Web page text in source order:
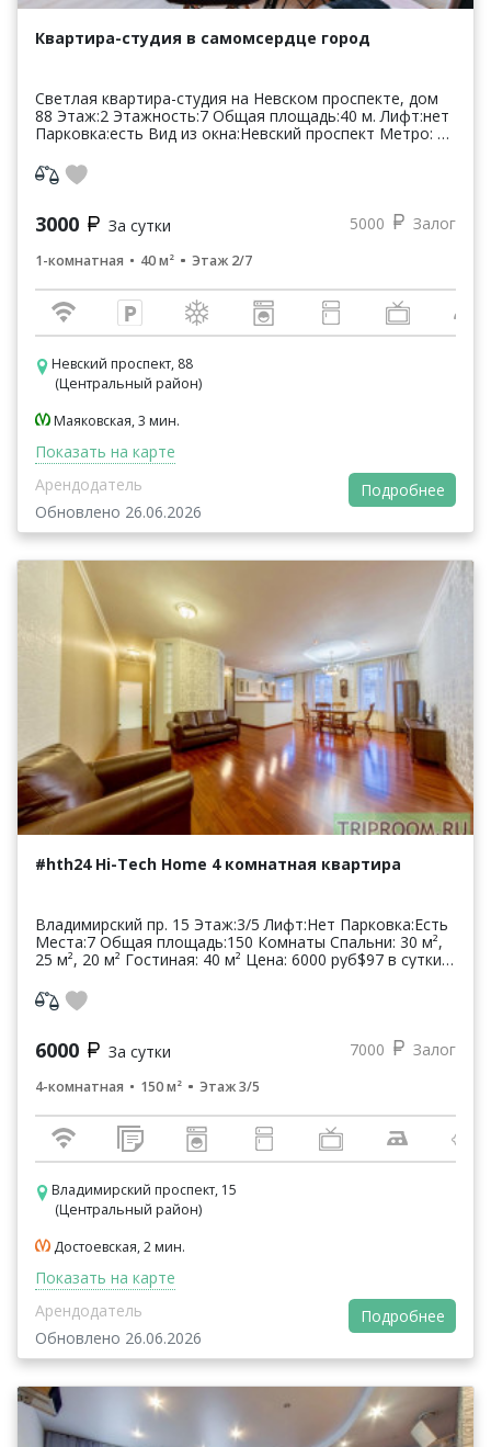
Квартира-студия в самомсердце город
Светлая квартира-студия на Невском проспекте, дом
88 Этаж:2 Этажность:7 Общая площадь:40 м. Лифт:нет
Парковка:есть Вид из окна:Невский проспект Метро: м.
3000 За сутки 5000 Залог
1-комнатная 40 м² Этаж 2/7
Невский проспект, 88
(Центральный район)
Маяковская, 3 мин.
Показать на карте
Арендодатель
Обновлено 26.06.2026
Подробнее
#hth24 Hi-Tech Home 4 комнатная квартира
Владимирский пр. 15 Этаж:3/5 Лифт:Нет Парковка:Есть
Места:7 Общая площадь:150 Комнаты Спальни: 30 м²,
25 м², 20 м² Гостиная: 40 м² Цена: 6000 руб$97 в сутки*
6000 За сутки 7000 Залог
4-комнатная 150 м² Этаж 3/5
Владимирский проспект, 15
(Центральный район)
Достоевская, 2 мин.
Показать на карте
Арендодатель
Обновлено 26.06.2026
Подробнее